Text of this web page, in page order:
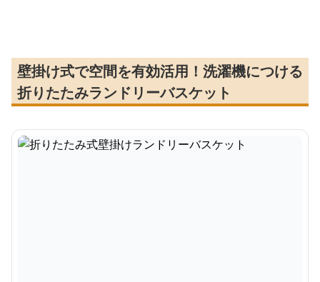
壁掛け式で空間を有効活用！洗濯機につける
折りたたみランドリーバスケット